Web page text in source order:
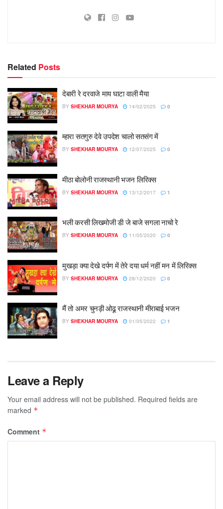
Related Posts
देबारी रे दरवाजे माय घाटा वाली मैया
BY SHEKHAR MOURYA 14/02/2025 0
म्हारा सतगुरु देवे उपदेश चालो सतसंग में
BY SHEKHAR MOURYA 12/07/2025 0
मीठा बोलोनी राजस्थानी भजन लिरिक्स
BY SHEKHAR MOURYA 13/12/2017 1
भली करसी लिखमोजी डी जे बाजे सगला नाचो रे
BY SHEKHAR MOURYA 11/05/2020 0
मुखड़ा क्या देखे दर्पण में तेरे दया धर्म नहीं मन में लिरिक्स
BY SHEKHAR MOURYA 28/12/2020 0
मैं तो अमर चुनड़ी ओढू राजस्थानी मीराबाई भजन
BY SHEKHAR MOURYA 01/05/2022 1
Leave a Reply
Your email address will not be published. Required fields are
marked *
Comment *